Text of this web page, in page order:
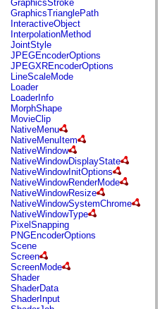
flash.net.drm
flash.notifications
flash.permissions
flash.printing
flash.profiler
flash.sampler
flash.security
flash.sensors
flash.system
flash.text
flash.text.engine
flash.text.ime
flash.ui
flash.utils
flash.xml
flashx.textLayout
flashx.textLayout.compose
flashx.textLayout.container
flashx.textLayout.conversion
flashx.textLayout.edit
flashx.textLayout.elements
flashx.textLayout.events
flashx.textLayout.factory
flashx.textLayout.formats
flashx.textLayout.operations
flashx.textLayout.utils
flashx.undo
mx.accessibility
mx.automation
GraphicsStroke
GraphicsTrianglePath
InteractiveObject
InterpolationMethod
JointStyle
JPEGEncoderOptions
JPEGXREncoderOptions
LineScaleMode
Loader
LoaderInfo
MorphShape
MovieClip
NativeMenu
NativeMenuItem
NativeWindow
NativeWindowDisplayState
NativeWindowInitOptions
NativeWindowRenderMode
NativeWindowResize
NativeWindowSystemChrome
NativeWindowType
PixelSnapping
PNGEncoderOptions
Scene
Screen
ScreenMode
Shader
ShaderData
ShaderInput